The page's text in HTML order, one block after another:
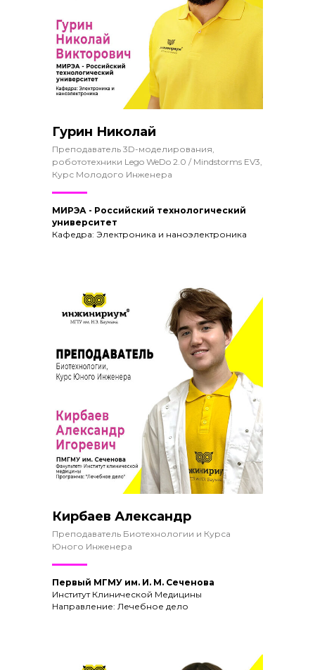
Гурин Николай
Преподаватель 3D-моделирования,
робототехники Lego WeDo 2.0 / Mindstorms EV3,
Курс Молодого Инженера
МИРЭА - Российский технологический
университет
Кафедра: Электроника и наноэлектроника
Кирбаев Александр
Преподаватель Биотехнологии и Курса
Юного Инженера
Первый МГМУ им. И. М. Сеченова
Институт Клинической Медицины
Направление: Лечебное дело